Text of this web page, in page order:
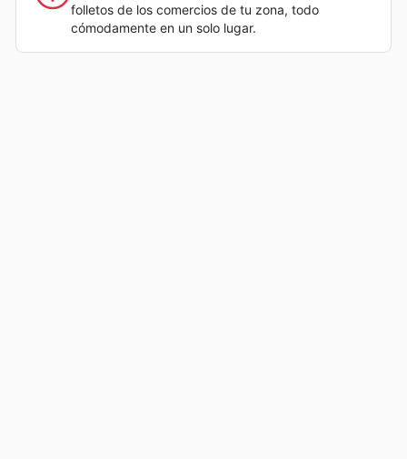
folletos de los comercios de tu zona, todo
cómodamente en un solo lugar.